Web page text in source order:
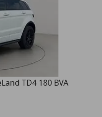
Land TD4 180 BVA